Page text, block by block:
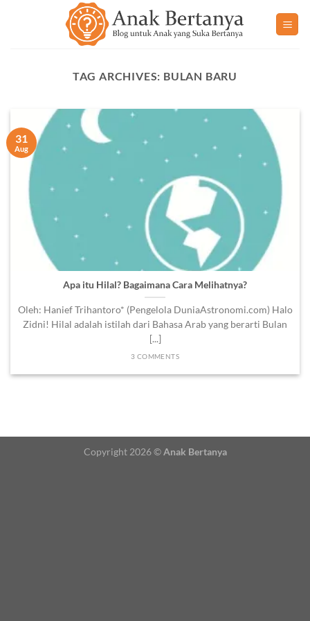
TAG ARCHIVES: BULAN BARU
Apa itu Hilal? Bagaimana Cara Melihatnya?
Oleh: Hanief Trihantoro* (Pengelola DuniaAstronomi.com) Halo
Zidni! Hilal adalah istilah dari Bahasa Arab yang berarti Bulan
[...]
3 COMMENTS
31
Aug
Copyright 2026 ©Anak Bertanya